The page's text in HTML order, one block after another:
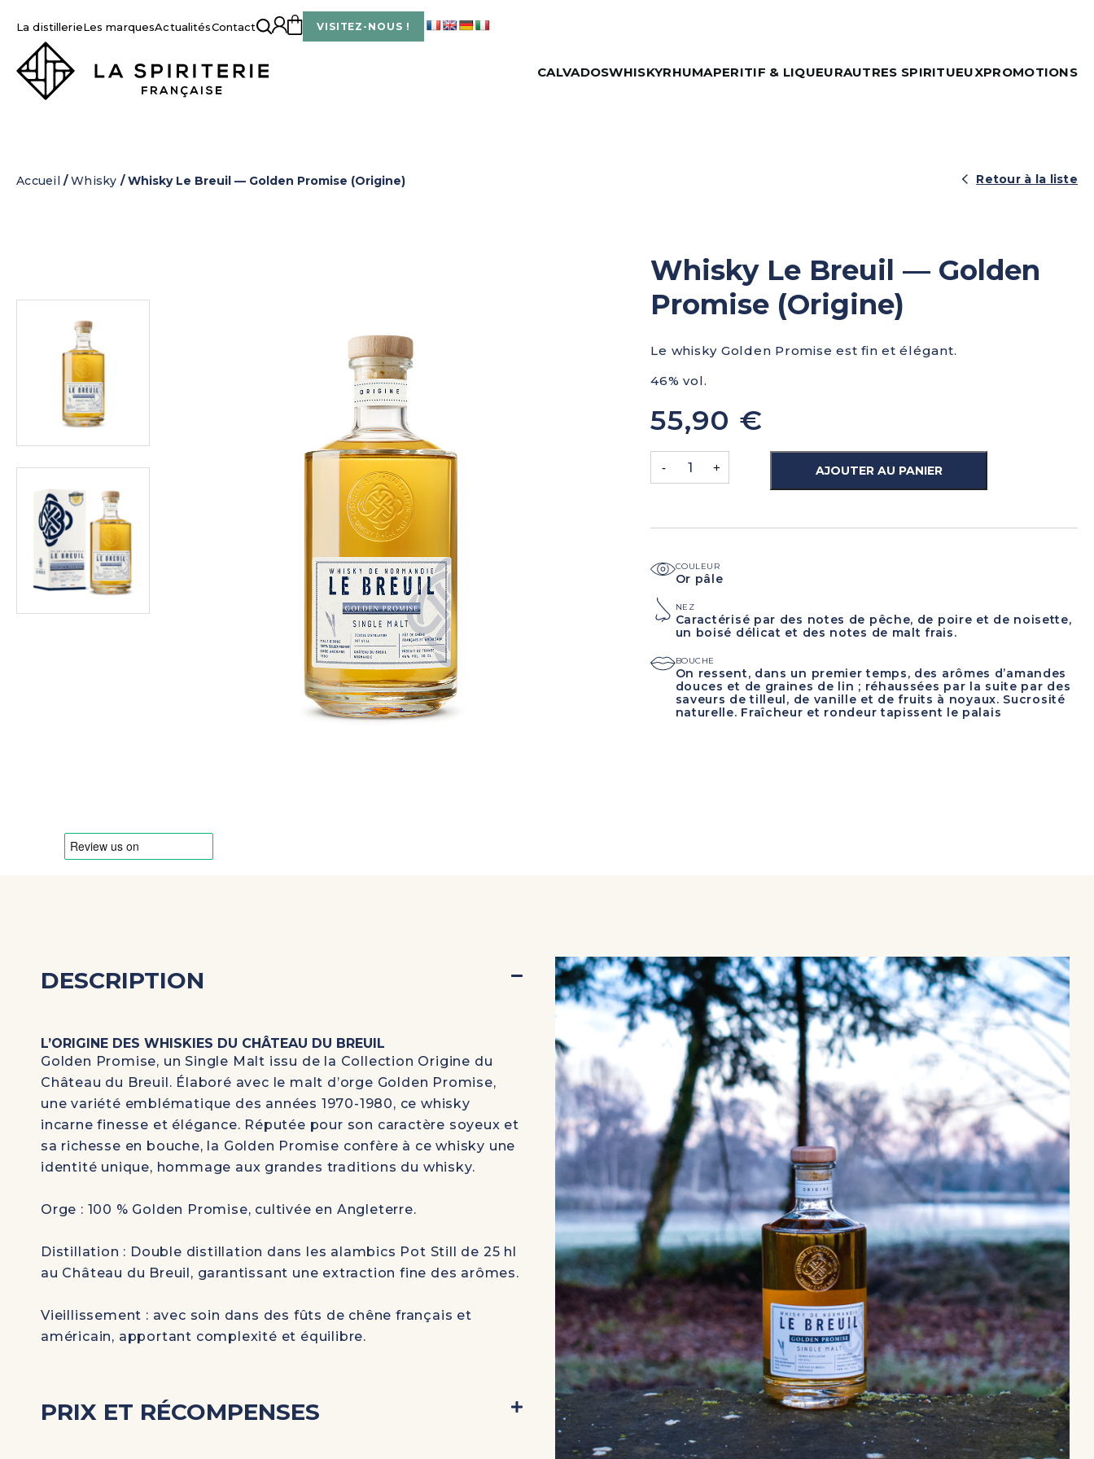
La distillerieLes marquesActualitésContact VISITEZ-NOUS !
CALVADOSWHISKYRHUMAPERITIF & LIQUEURAUTRES SPIRITUEUXPROMOTIONS
Accueil /Whisky / Whisky Le Breuil — Golden Promise (Origine) Retour à la liste
Whisky Le Breuil — Golden
Promise (Origine)
Le whisky Golden Promise est fin et élégant.
46% vol.
55,90 €
- + AJOUTER AU PANIER
COULEUR
Or pâle
NEZ
Caractérisé par des notes de pêche, de poire et de noisette,
un boisé délicat et des notes de malt frais.
BOUCHE
On ressent, dans un premier temps, des arômes d’amandes
douces et de graines de lin ; réhaussées par la suite par des
saveurs de tilleul, de vanille et de fruits à noyaux. Sucrosité
naturelle. Fraîcheur et rondeur tapissent le palais
DESCRIPTION
L’ORIGINE DES WHISKIES DU CHÂTEAU DU BREUIL
Golden Promise, un Single Malt issu de la Collection Origine du
Château du Breuil. Élaboré avec le malt d’orge Golden Promise,
une variété emblématique des années 1970-1980, ce whisky
incarne finesse et élégance. Réputée pour son caractère soyeux et
sa richesse en bouche, la Golden Promise confère à ce whisky une
identité unique, hommage aux grandes traditions du whisky.
Orge : 100 % Golden Promise, cultivée en Angleterre.
Distillation : Double distillation dans les alambics Pot Still de 25 hl
au Château du Breuil, garantissant une extraction fine des arômes.
Vieillissement : avec soin dans des fûts de chêne français et
américain, apportant complexité et équilibre.
PRIX ET RÉCOMPENSES